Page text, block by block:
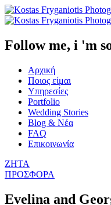
Follow me, i 'm
Αρχική
Ποιος είμαι
Υπηρεσίες
Portfolio
Wedding Stories
Blog & Νέα
FAQ
Επικοινωνία
ΖΗΤΑ
ΠΡΟΣΦΟΡΑ
Evelina and